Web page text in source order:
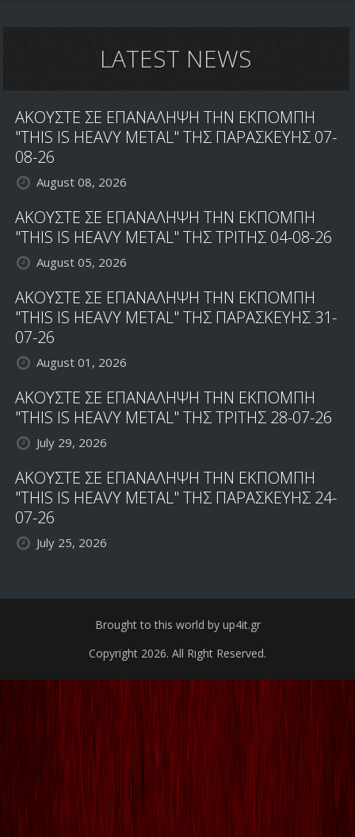
HEAVY
ΑΦΙΕΡΩΜΑ
NWOTHM
ΙΙ
ΤΗΣ
ΤΡΙΤΗΣ
LATEST NEWS
ΑΚΟΥΣΤΕ ΣΕ ΕΠΑΝΑΛΗΨΗ ΤΗΝ ΕΚΠΟΜΠΗ
"THIS IS HEAVY METAL" ΤΗΣ ΠΑΡΑΣΚΕΥΗΣ 07-
08-26
August 08, 2026
ΑΚΟΥΣΤΕ ΣΕ ΕΠΑΝΑΛΗΨΗ ΤΗΝ ΕΚΠΟΜΠΗ
"THIS IS HEAVY METAL" ΤΗΣ ΤΡΙΤΗΣ 04-08-26
August 05, 2026
ΑΚΟΥΣΤΕ ΣΕ ΕΠΑΝΑΛΗΨΗ ΤΗΝ ΕΚΠΟΜΠΗ
"THIS IS HEAVY METAL" ΤΗΣ ΠΑΡΑΣΚΕΥΗΣ 31-
07-26
August 01, 2026
ΑΚΟΥΣΤΕ ΣΕ ΕΠΑΝΑΛΗΨΗ ΤΗΝ ΕΚΠΟΜΠΗ
"THIS IS HEAVY METAL" ΤΗΣ ΤΡΙΤΗΣ 28-07-26
July 29, 2026
ΑΚΟΥΣΤΕ ΣΕ ΕΠΑΝΑΛΗΨΗ ΤΗΝ ΕΚΠΟΜΠΗ
"THIS IS HEAVY METAL" ΤΗΣ ΠΑΡΑΣΚΕΥΗΣ 24-
07-26
July 25, 2026
Brought to this world by up4it.gr
Copyright 2026. All Right Reserved.